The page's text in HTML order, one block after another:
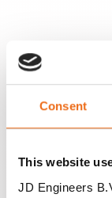
Consent
This website
JD Engineers